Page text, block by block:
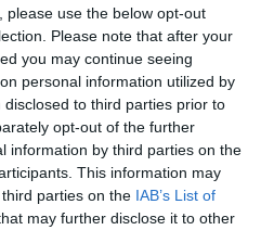
please use the below opt-out
Please note that after your
you may continue seeing
personal information utilized by
to third parties prior to
opt-out of the further
information by third parties on the
This information may
parties on the IAB’s List of
may further disclose it to other
participó en el acto
de esta firma referente
por levantar su sede en